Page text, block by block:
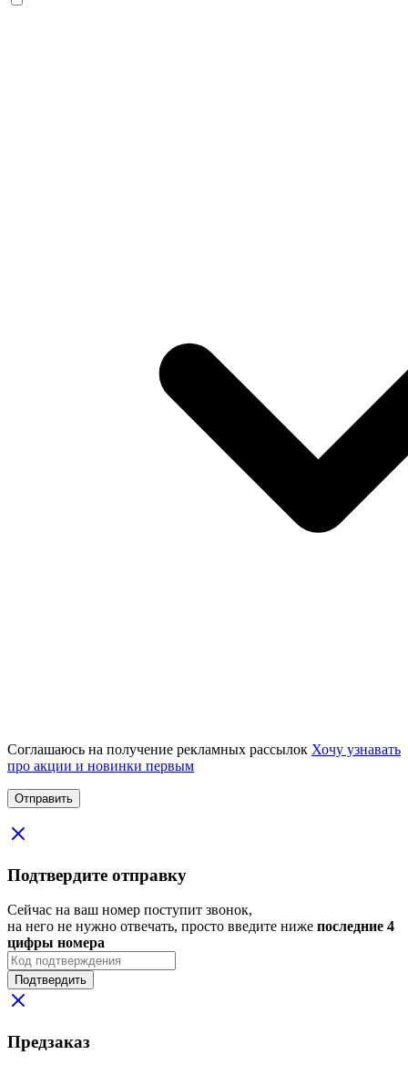
Соглашаюсь на получение рекламных рассылок Хочу узнавать
про акции и новинки первым
Подтвердите отправку
Сейчас на ваш номер поступит звонок,
на него не нужно отвечать, просто введите ниже последние 4
цифры номера
Подтвердить
Предзаказ